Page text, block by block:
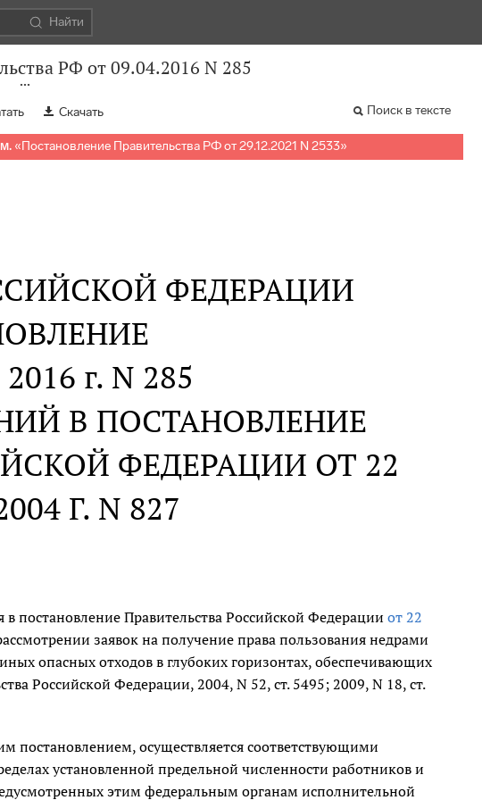
Найти
РФ от 09.04.2016 N 285
Скачать Поиск в тексте
«Постановление Правительства РФ от 29.12.2021 N 2533»
ФЕДЕРАЦИИ
г. N 285
В ПОСТАНОВЛЕНИЕ
ФЕДЕРАЦИИ ОТ 22
Г. N 827
постановление Правительства Российской Федерации от 22
заявок на получение права пользования недрами
опасных отходов в глубоких горизонтах, обеспечивающих
Российской Федерации, 2004, N 52, ст. 5495; 2009, N 18, ст.
осуществляется соответствующими
установленной предельной численности работников и
этим федеральным органам исполнительной